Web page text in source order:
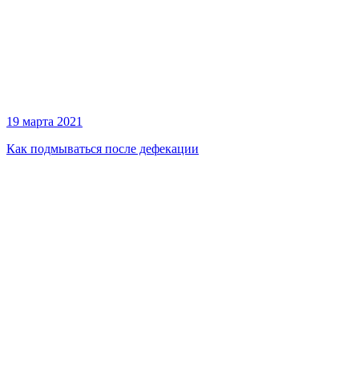
19 марта 2021
Как подмываться после дефекации